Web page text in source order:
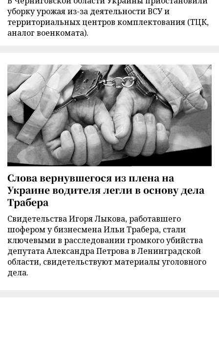
уборку урожая из-за деятельности ВСУ и
территориальных центров комплектования (ТЦК,
аналог военкомата).
Слова вернувшегося из плена на
Украине водителя легли в основу дела
Трабера
Свидетельства Игоря Лыкова, работавшего
шофером у бизнесмена Ильи Трабера, стали
ключевыми в расследовании громкого убийства
депутата Александра Петрова в Ленинградской
области, свидетельствуют материалы уголовного
дела.